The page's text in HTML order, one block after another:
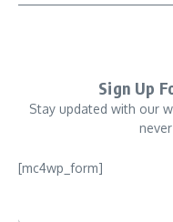
Sign Up
Stay updated with our
[mc4wp_form]